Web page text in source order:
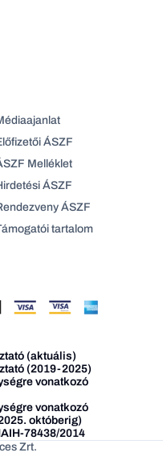
ÁSZF
Melléklet
ÁSZF
ÁSZF
tartalom
(aktuális)
(2019-2025)
vonatkozó
vonatkozó
októberig)
78438/2014
Zrt.